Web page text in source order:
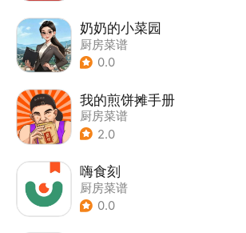
奶奶的小菜园
厨房菜谱
0.0
我的煎饼摊手册
厨房菜谱
2.0
嗨食刻
厨房菜谱
0.0